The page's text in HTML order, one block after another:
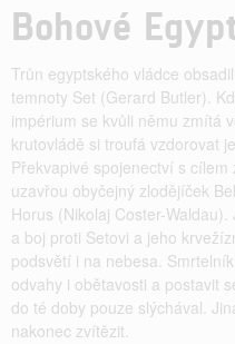
Bohové
Trůn egyptského vládce
temnoty Set (Gerard Butler).
impérium se kvůli němu zmítá
krutovládě si troufá vzdorovat
Překvapivé spojenectví s
uzavřou obyčejný zlodějíček
Horus (Nikolaj Coster-
a boj proti Setovi a jeho
podsvětí i na nebesa.
odvahy i obětavosti a postavit
do té doby pouze slýchával.
nakonec zvítězit.